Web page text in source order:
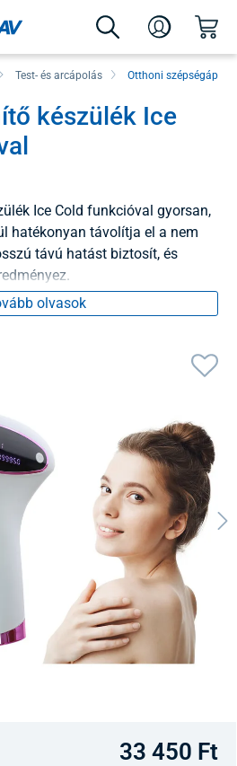
Test- és arcápolás Otthoni
készülék Ice
Ice Cold funkcióval gyorsan,
hatékonyan távolítja el a nem
távú hatást biztosít, és
olvasok
33 450 Ft